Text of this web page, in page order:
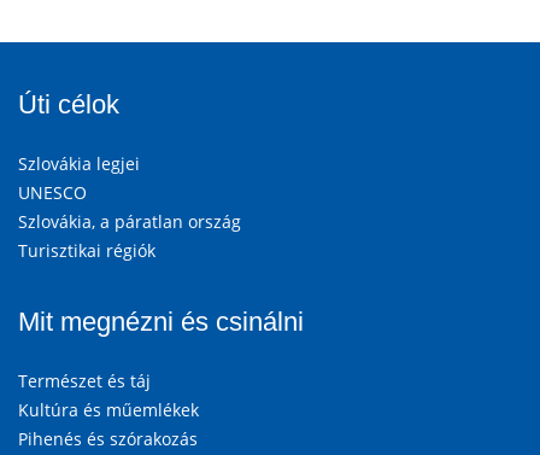
Úti célok
Szlovákia legjei
UNESCO
Szlovákia, a páratlan ország
Turisztikai régiók
Mit megnézni és csinálni
Természet és táj
Kultúra és műemlékek
Pihenés és szórakozás